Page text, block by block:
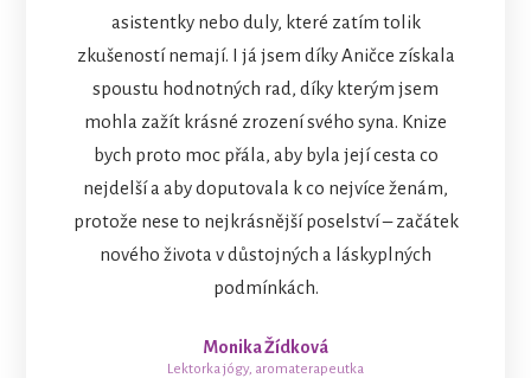
asistentky nebo duly, které zatím tolik
zkušeností nemají. I já jsem díky Aničce získala
spoustu hodnotných rad, díky kterým jsem
mohla zažít krásné zrození svého syna. Knize
bych proto moc přála, aby byla její cesta co
nejdelší a aby doputovala k co nejvíce ženám,
protože nese to nejkrásnější poselství – začátek
nového života v důstojných a láskyplných
podmínkách.
Monika Žídková
Lektorka jógy, aromaterapeutka